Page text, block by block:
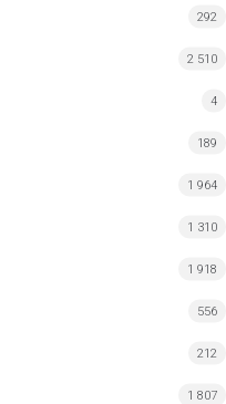
292
2 510
4
189
1 964
1 310
1 918
556
212
1 807